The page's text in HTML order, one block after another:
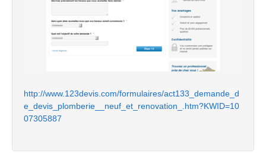
http://www.123devis.com/formulaires/act133_demande_d
e_devis_plomberie__neuf_et_renovation_.htm?KWID=10
07305887